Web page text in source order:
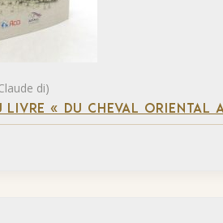
di)
LIVRE « DU CHEVAL ORIENTAL